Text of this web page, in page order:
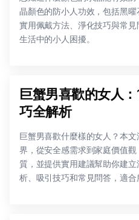
晶顏色的防小人功效，包括黑
實用佩戴方法、淨化技巧與常
生活中的小人困擾。
巨蟹男喜歡的女人
巧全解析
巨蟹男喜歡什麼樣的女人？本
界，從安全感需求到家庭價值
質，並提供實用建議幫助你建
析、吸引技巧和常見問答，適合